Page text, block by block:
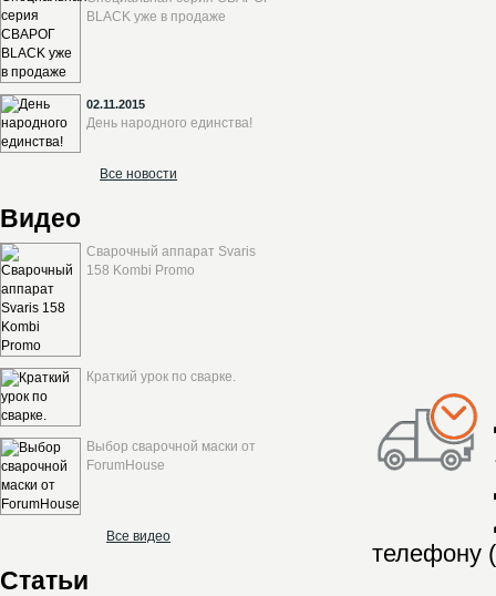
BLACK уже в продаже
02.11.2015
День народного единства!
Все новости
Видео
Сварочный аппарат Svaris
158 Kombi Promo
Краткий урок по сварке.
Выбор сварочной маски от
ForumHouse
Все видео
Статьи
телефону